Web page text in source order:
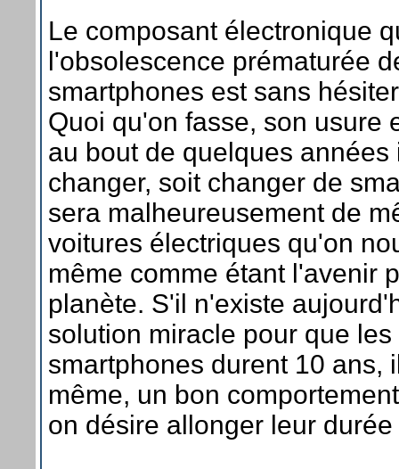
Le composant électronique
l'obsolescence prématurée
smartphones est sans
Quoi qu'on fasse, son usure
au bout de quelques années
changer, soit changer de
sera malheureusement de
voitures électriques qu'on
même comme étant l'avenir
planète. S'il n'existe
solution miracle pour que
smartphones durent 10 ans,
même, un bon
on désire allonger leur